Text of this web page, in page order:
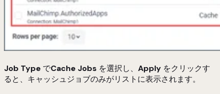
Job Type でCache Jobs を選択し、 Apply をクリックす
ると、キャッシュジョブのみがリストに表示されます。